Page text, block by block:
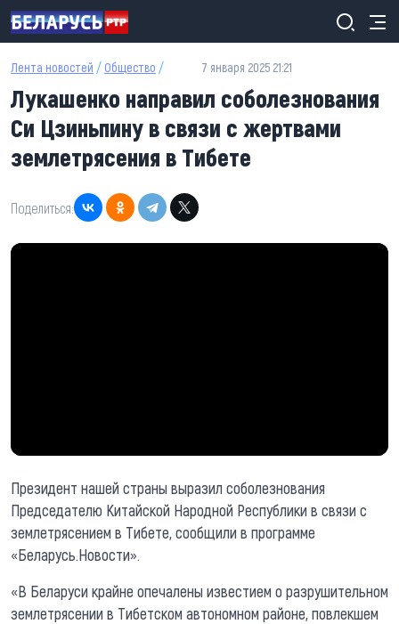
Перейти к основному содержанию
Лента новостей / Общество / 7 января 2025 21:21
Лукашенко направил соболезнования
Си Цзиньпину в связи с жертвами
землетрясения в Тибете
Поделиться:
Президент нашей страны выразил соболезнования
Председателю Китайской Народной Республики в связи с
землетрясением в Тибете, сообщили в программе
«Беларусь.Новости».
«В Беларуси крайне опечалены известием о разрушительном
землетрясении в Тибетском автономном районе, повлекшем